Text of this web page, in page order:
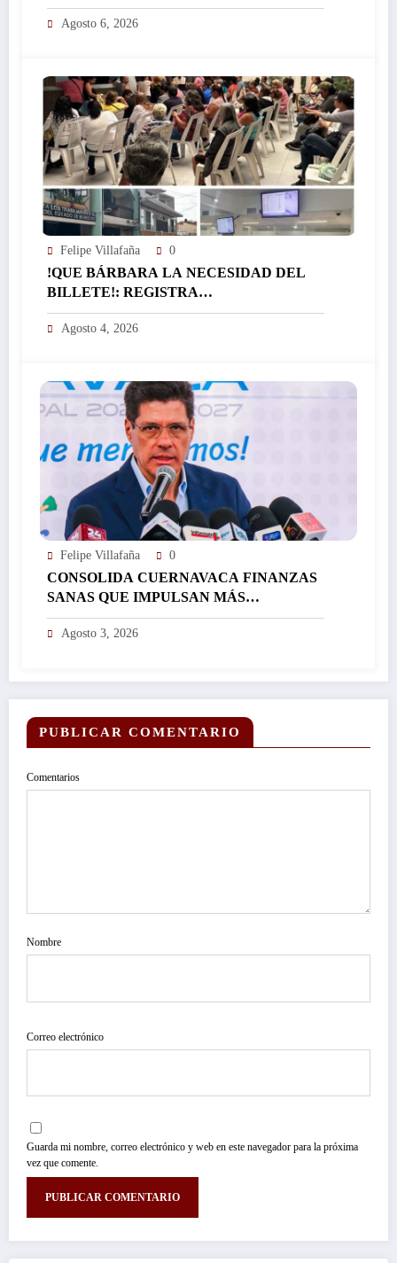
FINANZAS, AFIRMA EL RESPONSABLE
DEL ÁREA JORGE SALAZAR…
Agosto 6, 2026
Felipe Villafaña 0
!QUE BÁRBARA LA NECESIDAD DEL
BILLETE!: REGISTRA
EL ICTSGEM MÁS DE 400 CRÉDITOS EN
UN DÍA…
Agosto 4, 2026
Felipe Villafaña 0
CONSOLIDA CUERNAVACA FINANZAS
SANAS QUE IMPULSAN MÁS
INVERSIÓN Y FORTALECEN EL
DESARROLLO DE LA CIUDAD…
Agosto 3, 2026
PUBLICAR COMENTARIO
Comentarios
Nombre
Correo electrónico
Guarda mi nombre, correo electrónico y web en este navegador para la próxima
vez que comente.